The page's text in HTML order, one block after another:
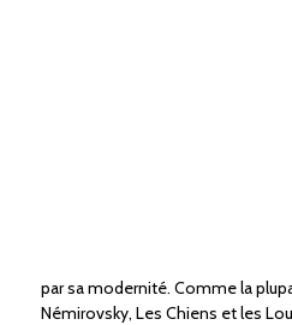
par sa modernité. Comme la
Némirovsky, Les Chiens et les